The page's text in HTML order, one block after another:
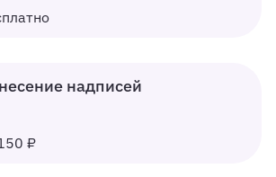
надписей
₽